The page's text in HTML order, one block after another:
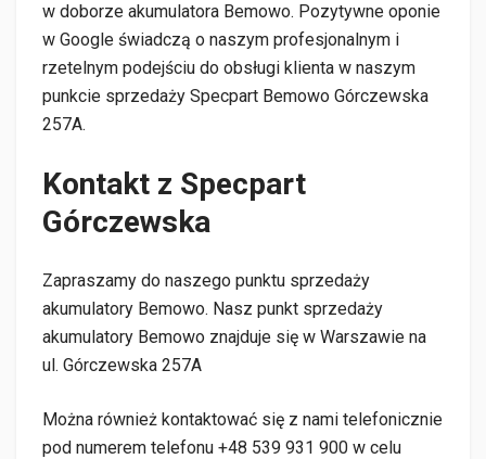
w doborze akumulatora Bemowo. Pozytywne oponie
w Google świadczą o naszym profesjonalnym i
rzetelnym podejściu do obsługi klienta w naszym
punkcie sprzedaży Specpart Bemowo Górczewska
257A.
Kontakt z Specpart
Górczewska
Zapraszamy do naszego punktu sprzedaży
akumulatory Bemowo. Nasz punkt sprzedaży
akumulatory Bemowo znajduje się w Warszawie na
ul. Górczewska 257A
Można również kontaktować się z nami telefonicznie
pod numerem telefonu +48 539 931 900 w celu